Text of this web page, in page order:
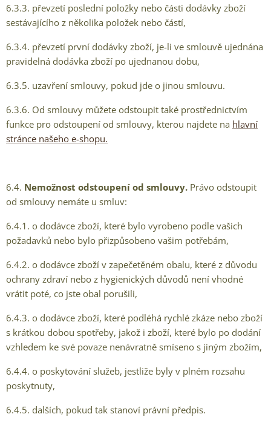
6.3.3. převzetí poslední položky nebo části dodávky zboží
sestávajícího z několika položek nebo částí,
6.3.4. převzetí první dodávky zboží, je-li ve smlouvě ujednána
pravidelná dodávka zboží po ujednanou dobu,
6.3.5. uzavření smlouvy, pokud jde o jinou smlouvu.
6.3.6. Od smlouvy můžete odstoupit také prostřednictvím
funkce pro odstoupení od smlouvy, kterou najdete na hlavní
stránce našeho e-shopu.
6.4. Nemožnost odstoupení od smlouvy. Právo odstoupit
od smlouvy nemáte u smluv:
6.4.1. o dodávce zboží, které bylo vyrobeno podle vašich
požadavků nebo bylo přizpůsobeno vašim potřebám,
6.4.2. o dodávce zboží v zapečetěném obalu, které z důvodu
ochrany zdraví nebo z hygienických důvodů není vhodné
vrátit poté, co jste obal porušili,
6.4.3. o dodávce zboží, které podléhá rychlé zkáze nebo zboží
s krátkou dobou spotřeby, jakož i zboží, které bylo po dodání
vzhledem ke své povaze nenávratně smíseno s jiným zbožím,
6.4.4. o poskytování služeb, jestliže byly v plném rozsahu
poskytnuty,
6.4.5. dalších, pokud tak stanoví právní předpis.